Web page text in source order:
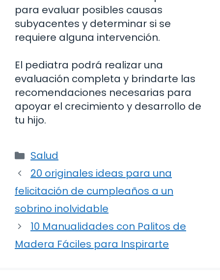
para evaluar posibles causas
subyacentes y determinar si se
requiere alguna intervención.
El pediatra podrá realizar una
evaluación completa y brindarte las
recomendaciones necesarias para
apoyar el crecimiento y desarrollo de
tu hijo.
Categorías
Salud
20 originales ideas para una
felicitación de cumpleaños a un
sobrino inolvidable
10 Manualidades con Palitos de
Madera Fáciles para Inspirarte